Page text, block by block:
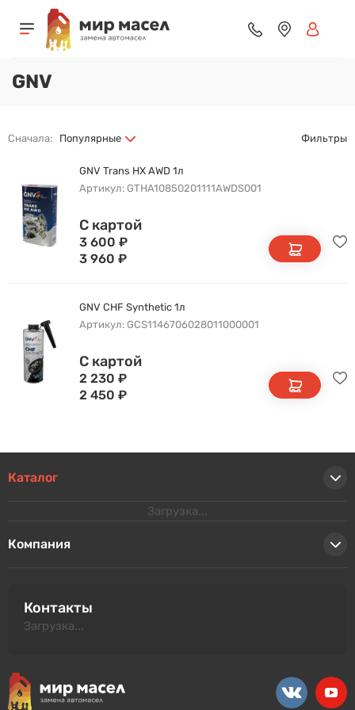
GNV
Сначала: Популярные Фильтры
GNV Trans HX AWD 1л
Артикул: GTHA10850201111AWDS001
С картой
3 600 ₽
3 960 ₽
GNV CHF Synthetic 1л
Артикул: GCS1146706028011000001
С картой
2 230 ₽
2 450 ₽
Каталог
Загрузка...
Компания
Контакты
Загрузка...